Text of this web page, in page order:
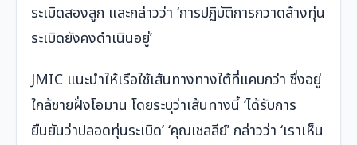
ระเบิดสองลูก และกล่าวว่า ‘การปฏิบัติการกวาดล้างทุ่น
ระเบิดยังคงดำเนินอยู่’
JMIC แนะนำให้เรือใช้เส้นทางทางใต้ที่แคบกว่า ซึ่งอยู่
ใกล้ชายฝั่งโอมาน โดยระบุว่าเส้นทางนี้ ‘ได้รับการ
ยืนยันว่าปลอดทุ่นระเบิด’ ‘คุณเชลลีย์’ กล่าวว่า ‘เราเห็น